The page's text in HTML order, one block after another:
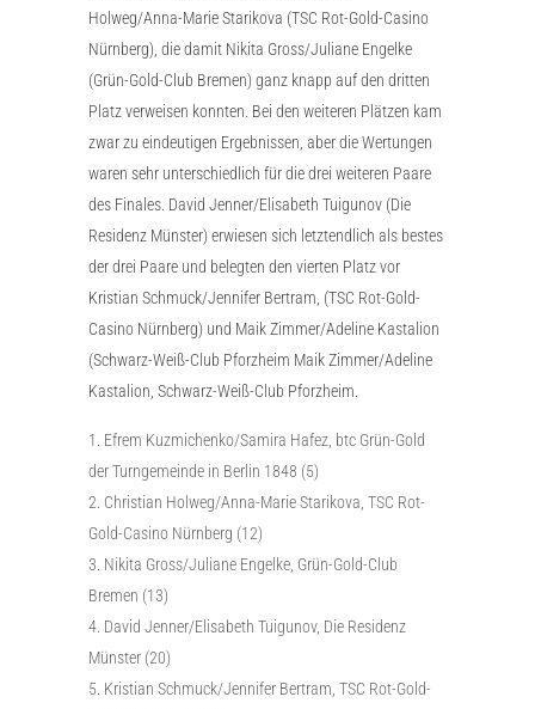
Holweg/Anna-Marie Starikova (TSC Rot-Gold-Casino
Nürnberg), die damit Nikita Gross/Juliane Engelke
(Grün-Gold-Club Bremen) ganz knapp auf den dritten
Platz verweisen konnten. Bei den weiteren Plätzen kam
zwar zu eindeutigen Ergebnissen, aber die Wertungen
waren sehr unterschiedlich für die drei weiteren Paare
des Finales. David Jenner/Elisabeth Tuigunov (Die
Residenz Münster) erwiesen sich letztendlich als bestes
der drei Paare und belegten den vierten Platz vor
Kristian Schmuck/Jennifer Bertram, (TSC Rot-Gold-
Casino Nürnberg) und Maik Zimmer/Adeline Kastalion
(Schwarz-Weiß-Club Pforzheim Maik Zimmer/Adeline
Kastalion, Schwarz-Weiß-Club Pforzheim.
Efrem Kuzmichenko/Samira Hafez, btc Grün-Gold
der Turngemeinde in Berlin 1848 (5)
Christian Holweg/Anna-Marie Starikova, TSC Rot-
Gold-Casino Nürnberg (12)
Nikita Gross/Juliane Engelke, Grün-Gold-Club
Bremen (13)
David Jenner/Elisabeth Tuigunov, Die Residenz
Münster (20)
Kristian Schmuck/Jennifer Bertram, TSC Rot-Gold-